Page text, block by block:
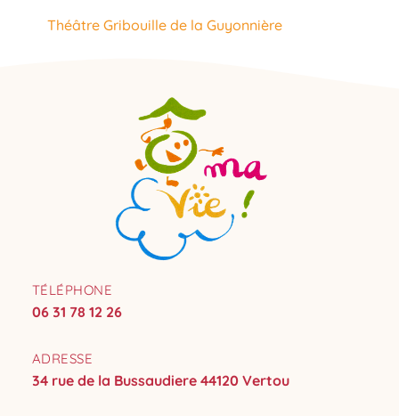
Théâtre Gribouille de la Guyonnière
TÉLÉPHONE
06 31 78 12 26
ADRESSE
34 rue de la Bussaudiere 44120 Vertou